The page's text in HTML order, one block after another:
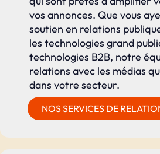
vos annonces. Que vous
soutien en relations
les technologies grand
technologies B2B, notre
relations avec les médias
dans votre secteur.
NOS SERVICES DE